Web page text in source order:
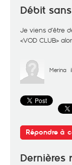
Débit
Je viens d’être
<VOD CLUB>
Merina
Répondre à
Dernières